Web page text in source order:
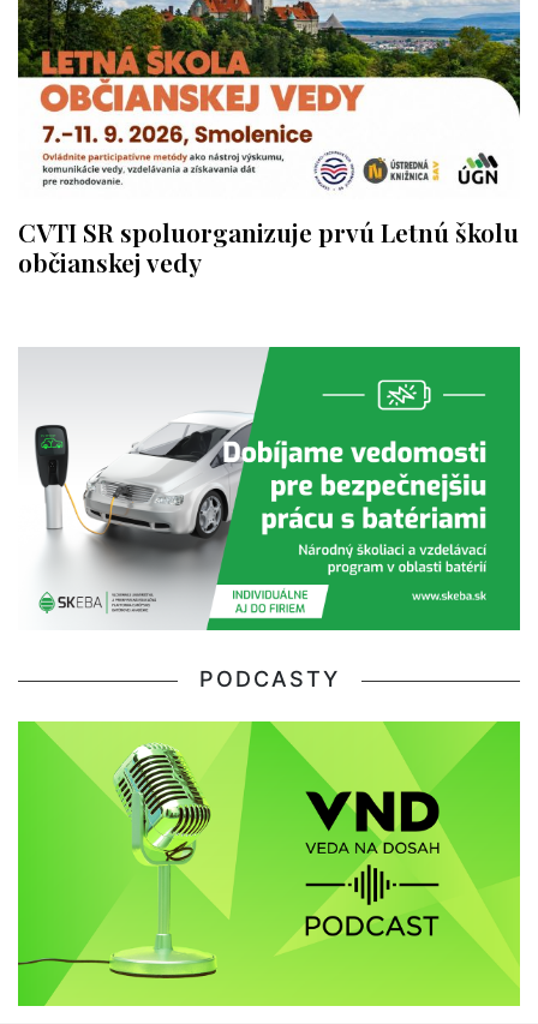
CVTI SR spoluorganizuje prvú Letnú školu
občianskej vedy
PODCASTY